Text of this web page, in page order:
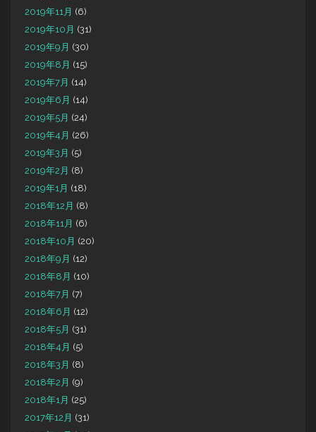
2019年11月 (6)
2019年10月 (31)
2019年9月 (30)
2019年8月 (15)
2019年7月 (14)
2019年6月 (14)
2019年5月 (24)
2019年4月 (26)
2019年3月 (5)
2019年2月 (8)
2019年1月 (18)
2018年12月 (8)
2018年11月 (6)
2018年10月 (20)
2018年9月 (12)
2018年8月 (10)
2018年7月 (7)
2018年6月 (12)
2018年5月 (31)
2018年4月 (5)
2018年3月 (8)
2018年2月 (9)
2018年1月 (25)
2017年12月 (31)